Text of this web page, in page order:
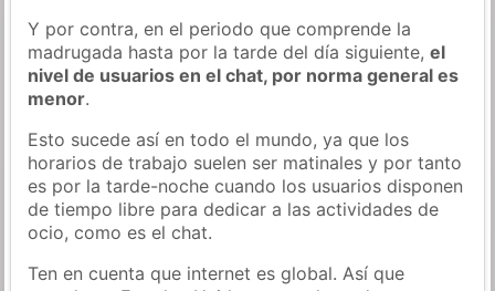
Y por contra, en el periodo que comprende la
madrugada hasta por la tarde del día siguiente,el
nivel de usuarios en el chat, por norma general es
menor.
Esto sucede así en todo el mundo, ya que los
horarios de trabajo suelen ser matinales y por tanto
es por la tarde-noche cuando los usuarios disponen
de tiempo libre para dedicar a las actividades de
ocio, como es el chat.
Ten en cuenta que internet es global. Así que